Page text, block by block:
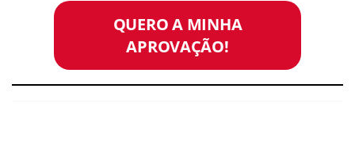
QUERO A MINHA
APROVAÇÃO!